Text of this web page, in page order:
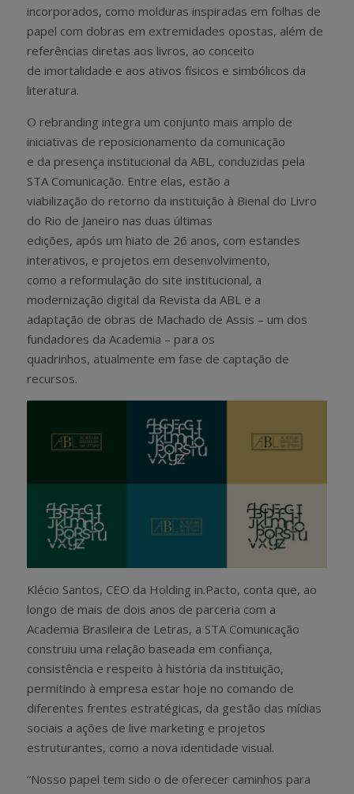
incorporados, como molduras inspiradas em folhas de
papel com dobras em extremidades opostas, além de
referências diretas aos livros, ao conceito
de imortalidade e aos ativos físicos e simbólicos da
literatura.
O rebranding integra um conjunto mais amplo de
iniciativas de reposicionamento da comunicação
e da presença institucional da ABL, conduzidas pela
STA Comunicação. Entre elas, estão a
viabilização do retorno da instituição à Bienal do Livro
do Rio de Janeiro nas duas últimas
edições, após um hiato de 26 anos, com estandes
interativos, e projetos em desenvolvimento,
como a reformulação do site institucional, a
modernização digital da Revista da ABL e a
adaptação de obras de Machado de Assis – um dos
fundadores da Academia – para os
quadrinhos, atualmente em fase de captação de
recursos.
Klécio Santos, CEO da Holding in.Pacto, conta que, ao
longo de mais de dois anos de parceria com a
Academia Brasileira de Letras, a STA Comunicação
construiu uma relação baseada em confiança,
consistência e respeito à história da instituição,
permitindo à empresa estar hoje no comando de
diferentes frentes estratégicas, da gestão das mídias
sociais a ações de live marketing e projetos
estruturantes, como a nova identidade visual.
“Nosso papel tem sido o de oferecer caminhos para